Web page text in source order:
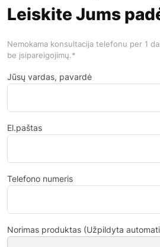
Leiskite Jums
Nemokama konsultacija telefonu per 1
be įsipareigojimų.*
Jūsų vardas, pavardė
El.paštas
Telefono numeris
Norimas produktas (Užpildyta